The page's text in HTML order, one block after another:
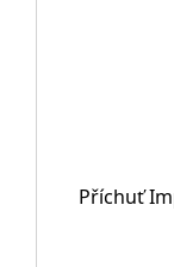
Příchuť